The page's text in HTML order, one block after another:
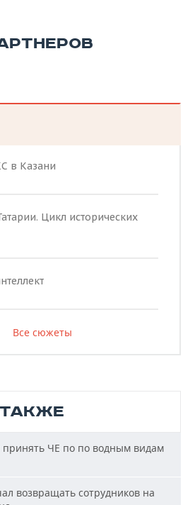
в Казани
Цикл исторических
Все сюжеты
принять ЧЕ по по водным видам
возвращать сотрудников на